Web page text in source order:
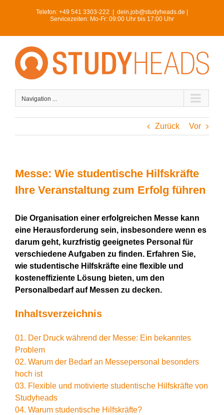
Telefon: +49 541 3303-222
dein.job@studyheads.de |
Servicezeiten: Mo-Fr: 09:00 Uhr bis 17:00 Uhr
Navigation ...
Zurück Vor
Messe: Wie studentische Hilfskräfte
Ihre Veranstaltung zum Erfolg führen
Die Organisation einer erfolgreichen Messe kann
eine Herausforderung sein, insbesondere wenn es
darum geht, kurzfristig geeignetes Personal für
verschiedene Aufgaben zu finden. Erfahren Sie,
wie studentische Hilfskräfte eine flexible und
kosteneffiziente Lösung bieten, um den
Personalbedarf auf Messen zu decken.
Inhaltsverzeichnis
01. Der Druck während der Messe: Ein bekanntes
Problem
02. Warum der Bedarf an Messepersonal besonders
hoch ist
03. Flexible und motivierte studentische Hilfskräfte von
Studyheads
04. Warum studentische Hilfskräfte?